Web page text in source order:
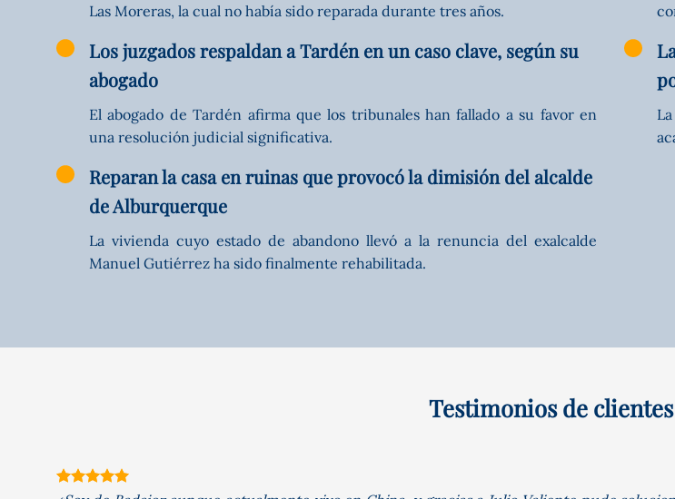
Las Moreras, la cual no había sido reparada durante tres años.
Los juzgados respaldan a Tardén en un caso clave, según su
abogado
El abogado de Tardén afirma que los tribunales han fallado a su favor en
una resolución judicial significativa.
Reparan la casa en ruinas que provocó la dimisión del alcalde
de Alburquerque
La vivienda cuyo estado de abandono llevó a la renuncia del exalcalde
Manuel Gutiérrez ha sido finalmente rehabilitada.
Testimonios de